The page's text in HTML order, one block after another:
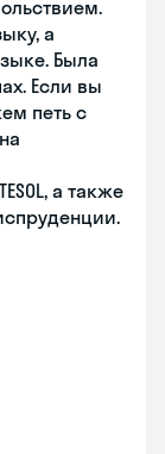
а
Была
Если вы
петь с
а также